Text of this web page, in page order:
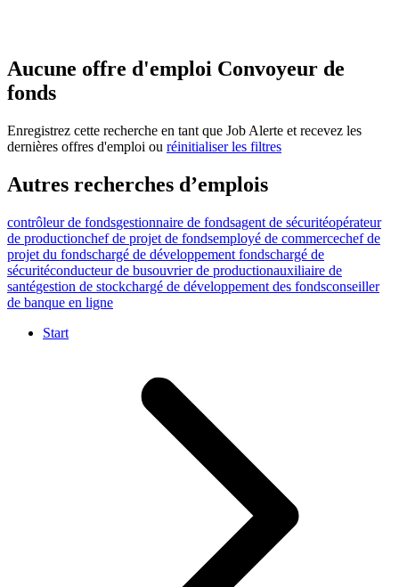
Aucune offre d'emploi Convoyeur de
fonds
Enregistrez cette recherche en tant que Job Alerte et recevez les
dernières offres d'emploi ou réinitialiser les filtres
Autres recherches d’emplois
contrôleur de fondsgestionnaire de fondsagent de sécuritéopérateur
de productionchef de projet de fondsemployé de commercechef de
projet du fondschargé de développement fondschargé de
sécuritéconducteur de busouvrier de productionauxiliaire de
santégestion de stockchargé de développement des fondsconseiller
de banque en ligne
Start